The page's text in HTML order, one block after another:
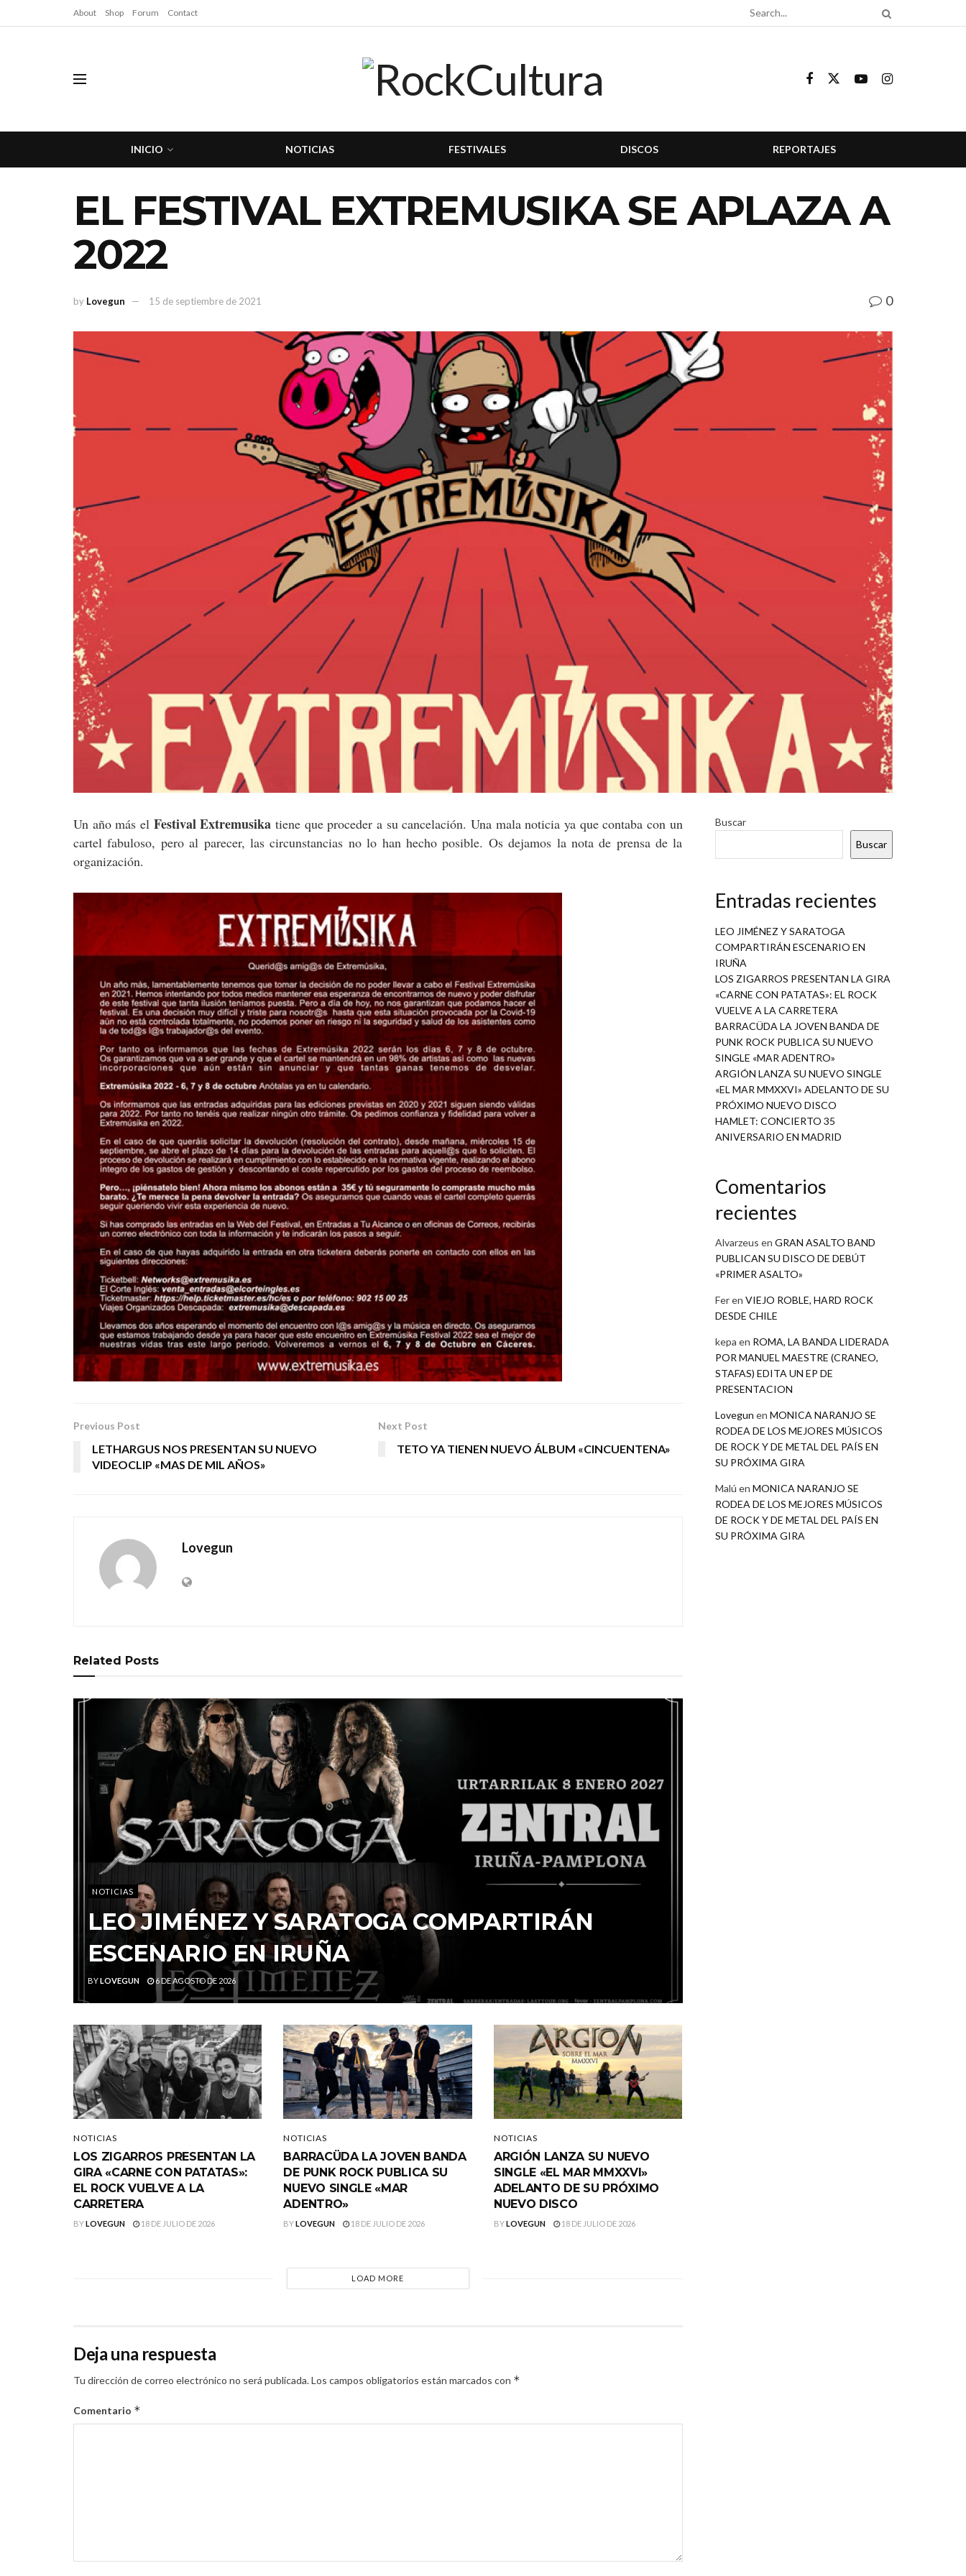
About Shop Forum Contact
INICIO NOTICIAS FESTIVALES DISCOS REPORTAJES
EL FESTIVAL EXTREMUSIKA SE APLAZA A
2022
by Lovegun 15 de septiembre de 2021 0
Un año más el Festival Extremusika tiene que proceder a su cancelación. Una mala noticia ya que contaba con un
cartel fabuloso, pero al parecer, las circunstancias no lo han hecho posible. Os dejamos la nota de prensa de la
organización.
Previous Post
LETHARGUS NOS PRESENTAN SU NUEVO
VIDEOCLIP «MAS DE MIL AÑOS»
Next Post
TETO YA TIENEN NUEVO ÁLBUM «CINCUENTENA»
Lovegun
Related Posts
NOTICIAS
LEO JIMÉNEZ Y SARATOGA COMPARTIRÁN
ESCENARIO EN IRUÑA
BYLOVEGUN 6 DE AGOSTO DE 2026
NOTICIAS
LOS ZIGARROS PRESENTAN LA
GIRA «CARNE CON PATATAS»:
EL ROCK VUELVE A LA
CARRETERA
BYLOVEGUN 18 DE JULIO DE 2026
NOTICIAS
BARRACÜDA LA JOVEN BANDA
DE PUNK ROCK PUBLICA SU
NUEVO SINGLE «MAR
ADENTRO»
BYLOVEGUN 18 DE JULIO DE 2026
NOTICIAS
ARGIÓN LANZA SU NUEVO
SINGLE «EL MAR MMXXVI»
ADELANTO DE SU PRÓXIMO
NUEVO DISCO
BYLOVEGUN 18 DE JULIO DE 2026
LOAD MORE
Deja una respuesta
Tu dirección de correo electrónico no será publicada.Los campos obligatorios están marcados con *
Comentario *
Buscar
Buscar
Entradas recientes
LEO JIMÉNEZ Y SARATOGA
COMPARTIRÁN ESCENARIO EN
IRUÑA
LOS ZIGARROS PRESENTAN LA GIRA
«CARNE CON PATATAS»: EL ROCK
VUELVE A LA CARRETERA
BARRACÜDA LA JOVEN BANDA DE
PUNK ROCK PUBLICA SU NUEVO
SINGLE «MAR ADENTRO»
ARGIÓN LANZA SU NUEVO SINGLE
«EL MAR MMXXVI» ADELANTO DE SU
PRÓXIMO NUEVO DISCO
HAMLET: CONCIERTO 35
ANIVERSARIO EN MADRID
Comentarios
recientes
Alvarzeus en GRAN ASALTO BAND
PUBLICAN SU DISCO DE DEBÚT
«PRIMER ASALTO»
Feren VIEJO ROBLE, HARD ROCK
DESDE CHILE
kepa en ROMA, LA BANDA LIDERADA
POR MANUEL MAESTRE (CRANEO,
STAFAS) EDITA UN EP DE
PRESENTACION
Lovegun en MONICA NARANJO SE
RODEA DE LOS MEJORES MÚSICOS
DE ROCK Y DE METAL DEL PAÍS EN
SU PRÓXIMA GIRA
Malú en MONICA NARANJO SE
RODEA DE LOS MEJORES MÚSICOS
DE ROCK Y DE METAL DEL PAÍS EN
SU PRÓXIMA GIRA